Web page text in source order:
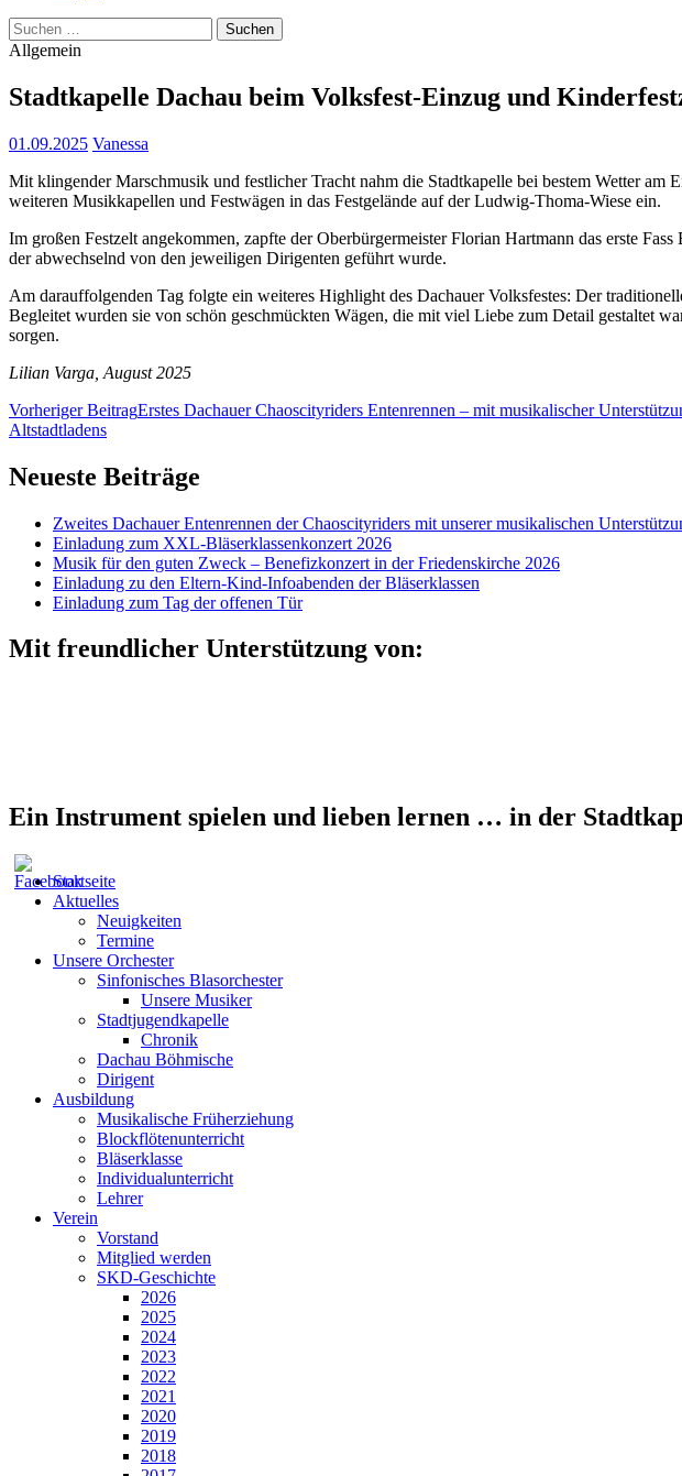
Suchen
nach:
Allgemein
Stadtkapelle Dachau beim Volksfest-Einzug und
01.09.2025 Vanessa
Mit klingender Marschmusik und festlicher Tracht nahm die Stadtkapelle bei bestem Wetter
weiteren Musikkapellen und Festwägen in das Festgelände auf der Ludwig-Thoma-Wiese ein.
Im großen Festzelt angekommen, zapfte der Oberbürgermeister Florian Hartmann das erste
der abwechselnd von den jeweiligen Dirigenten geführt wurde.
Am darauffolgenden Tag folgte ein weiteres Highlight des Dachauer Volksfestes: Der
Begleitet wurden sie von schön geschmückten Wägen, die mit viel Liebe zum Detail gestaltet
sorgen.
Lilian Varga, August 2025
Beitragsnavigation
Vorheriger BeitragErstes Dachauer Chaoscityriders Entenrennen – mit musikalischer
Altstadtladens
Neueste Beiträge
Zweites Dachauer Entenrennen der Chaoscityriders mit unserer musikalischen
Einladung zum XXL-Bläserklassenkonzert 2026
Musik für den guten Zweck – Benefizkonzert in der Friedenskirche 2026
Einladung zu den Eltern-Kind-Infoabenden der Bläserklassen
Einladung zum Tag der offenen Tür
Mit freundlicher Unterstützung von:
Ein Instrument spielen und lieben lernen … in der
Startseite
Aktuelles
Neuigkeiten
Termine
Unsere Orchester
Sinfonisches Blasorchester
Unsere Musiker
Stadtjugendkapelle
Chronik
Dachau Böhmische
Dirigent
Ausbildung
Musikalische Früherziehung
Blockflötenunterricht
Bläserklasse
Individual­unterricht
Lehrer
Verein
Vorstand
Mitglied werden
SKD-Geschichte
2026
2025
2024
2023
2022
2021
2020
2019
2018